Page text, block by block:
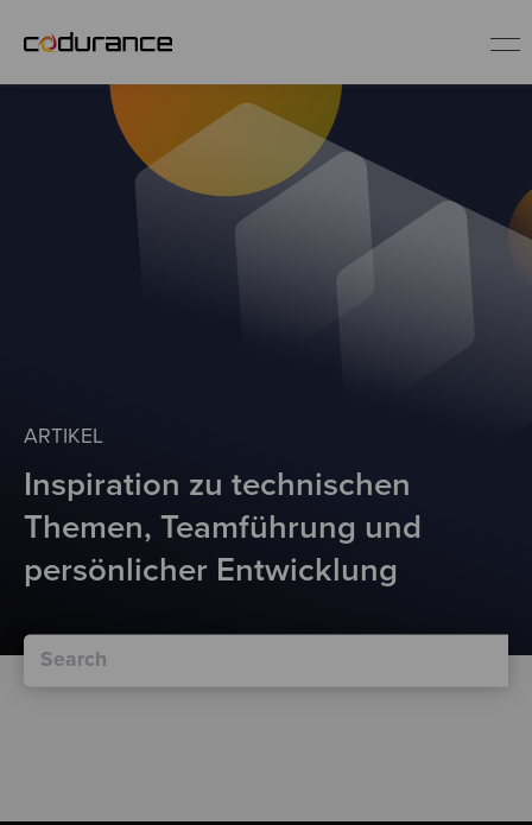
Service-Angebote
ARTIKEL
Inspiration zu technischen
Themen, Teamführung und
persönlicher Entwicklung